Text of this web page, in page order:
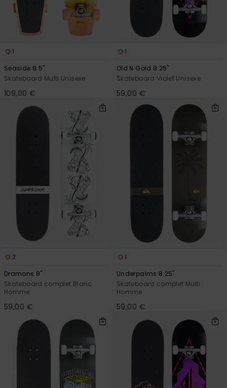
1
Seaside 8.5"
Skateboard Multi Unisexe
109,00 €
1
Old N Gold 8.25"
Skateboard Violet Unisexe
59,00 €
2
Dramons 8"
Skateboard complet Blanc
Homme
59,00 €
1
Underpalms 8.25"
Skateboard complet Multi
Homme
59,00 €